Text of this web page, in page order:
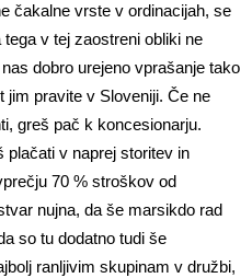
čakalne vrste v ordinacijah, se
v tej zaostreni obliki ne
dobro urejeno vprašanje tako
jim pravite v Sloveniji. Če ne
greš pač k koncesionarju.
plačati v naprej storitev in
70 % stroškov od
nujna, da še marsikdo rad
so tu dodatno tudi še
ranljivim skupinam v družbi,